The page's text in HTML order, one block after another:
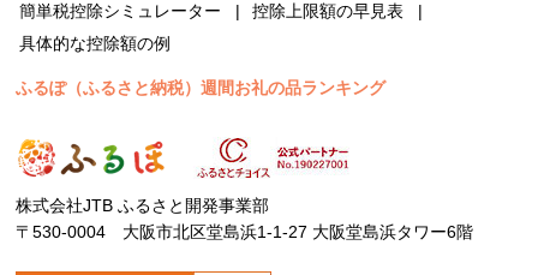
簡単税控除シミュレーター
控除上限額の早見表
具体的な控除額の例
ふるぽ（ふるさと納税）週間お礼の品ランキング
株式会社JTB ふるさと開発事業部
〒530-0004 大阪市北区堂島浜1-1-27 大阪堂島浜タワー6階